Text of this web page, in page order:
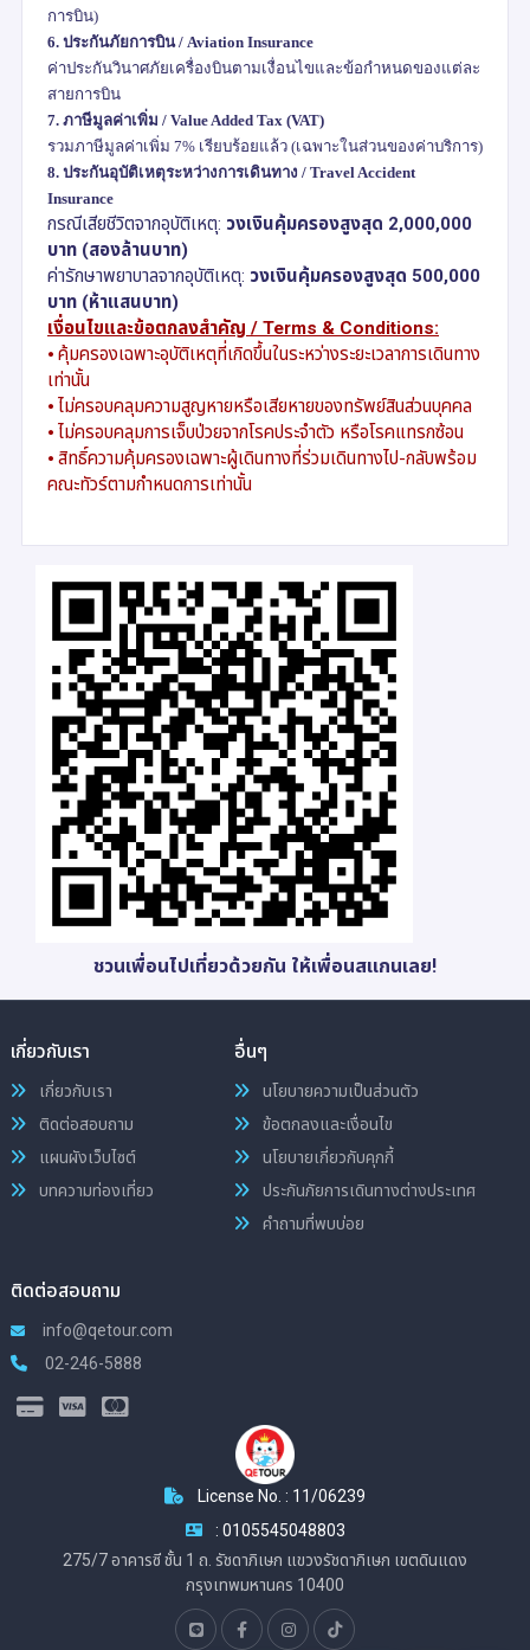
การบิน)
6. ประกันภัยการบิน / Aviation Insurance
ค่าประกันวินาศภัยเครื่องบินตามเงื่อนไขและข้อกำหนดของแต่ละ
สายการบิน
7. ภาษีมูลค่าเพิ่ม / Value Added Tax (VAT)
รวมภาษีมูลค่าเพิ่ม 7% เรียบร้อยแล้ว (เฉพาะในส่วนของค่าบริการ)
8. ประกันอุบัติเหตุระหว่างการเดินทาง / Travel Accident
Insurance
กรณีเสียชีวิตจากอุบัติเหตุ: วงเงินคุ้มครองสูงสุด 2,000,000
บาท (สองล้านบาท)
ค่ารักษาพยาบาลจากอุบัติเหตุ: วงเงินคุ้มครองสูงสุด 500,000
บาท (ห้าแสนบาท)
เงื่อนไขและข้อตกลงสำคัญ / Terms & Conditions:
⦁ คุ้มครองเฉพาะอุบัติเหตุที่เกิดขึ้นในระหว่างระยะเวลาการเดินทาง
เท่านั้น
⦁ ไม่ครอบคลุมความสูญหายหรือเสียหายของทรัพย์สินส่วนบุคคล
⦁ ไม่ครอบคลุมการเจ็บป่วยจากโรคประจำตัว หรือโรคแทรกซ้อน
⦁ สิทธิ์ความคุ้มครองเฉพาะผู้เดินทางที่ร่วมเดินทางไป-กลับพร้อม
คณะทัวร์ตามกำหนดการเท่านั้น
ชวนเพื่อนไปเที่ยวด้วยกัน ให้เพื่อนสแกนเลย!
เกี่ยวกับเรา
เกี่ยวกับเรา
ติดต่อสอบถาม
แผนผังเว็บไซต์
บทความท่องเที่ยว
อื่นๆ
นโยบายความเป็นส่วนตัว
ข้อตกลงและเงื่อนไข
นโยบายเกี่ยวกับคุกกี้
ประกันภัยการเดินทางต่างประเทศ
คำถามที่พบบ่อย
ติดต่อสอบถาม
info@qetour.com
02-246-5888
License No. : 11/06239
: 0105545048803
275/7 อาคารซี ชั้น 1 ถ. รัชดาภิเษก แขวงรัชดาภิเษก เขตดินแดง
กรุงเทพมหานคร 10400